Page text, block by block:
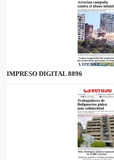
IMPRESO DIGITAL 8896